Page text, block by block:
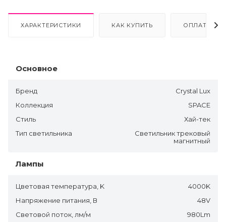
ХАРАКТЕРИСТИКИ КАК КУПИТЬ ОПЛАТА
Основное
Бренд
Crystal Lux
Коллекция
SPACE
Стиль
Хай-тек
Тип светильника
Светильник трековый
магнитный
Лампы
Цветовая температура, K
4000K
Напряжение питания, В
48V
Световой поток, лм/м
980Lm